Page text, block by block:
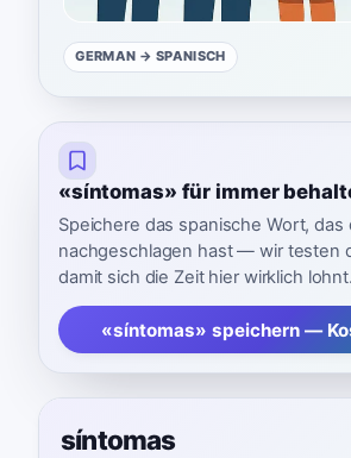
GERMAN → SPANISCH
«síntomas» für immer
Speichere das spanische Wort, das
nachgeschlagen hast — wir testen
damit sich die Zeit hier wirklich lohnt.
«síntomas» speichern —
síntomas